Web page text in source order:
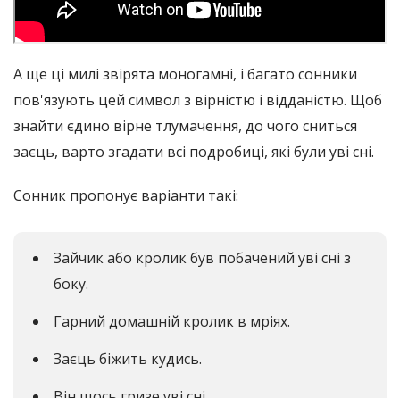
А ще ці милі звірята моногамні, і багато сонники
пов'язують цей символ з вірністю і відданістю. Щоб
знайти єдино вірне тлумачення, до чого сниться
заєць, варто згадати всі подробиці, які були уві сні.
Сонник пропонує варіанти такі:
Зайчик або кролик був побачений уві сні з
боку.
Гарний домашній кролик в мріях.
Заєць біжить кудись.